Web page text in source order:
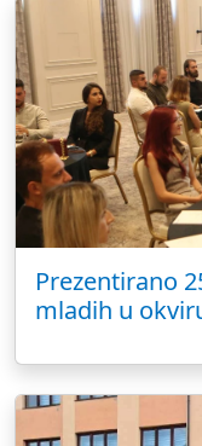
Prezentirano
mladih u